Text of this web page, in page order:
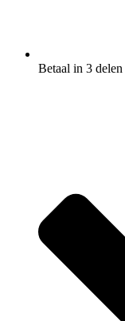
Betaal in 3 delen